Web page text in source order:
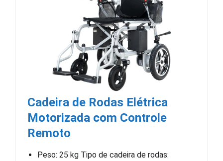
Cadeira de Rodas Elétrica
Motorizada com Controle
Remoto
Peso: 25 kg Tipo de cadeira de rodas: